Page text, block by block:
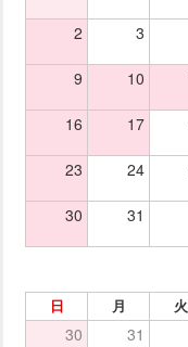
2 3
9 10
16 17
23 24
30 31
日 月 火
30 31